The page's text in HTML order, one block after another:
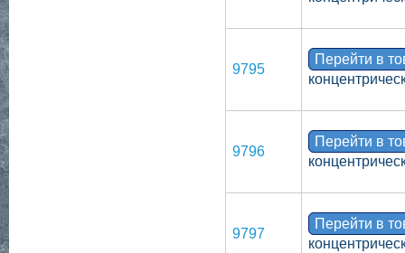
9795
Перейти в
9796
Перейти в
9797
Перейти в